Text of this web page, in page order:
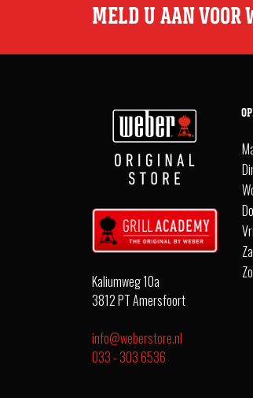
MELD U AAN VOOR
Kaliumweg 10a
3812 PT Amersfoort
info@weberstore.nl
033 - 303 6536